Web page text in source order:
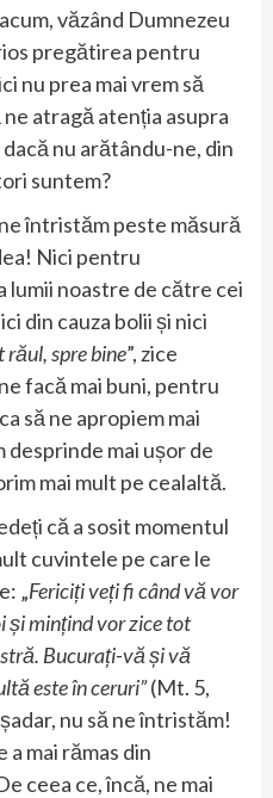
văzând Dumnezeu
pregătirea pentru
nu prea mai vrem să
atragă atenția asupra
nu arătându-ne, din
suntem?
întristăm peste măsură
Nici pentru
lumii noastre de către cei
din cauza bolii și nici
răul, spre bine”, zice
facă mai buni, pentru
să ne apropiem mai
desprinde mai ușor de
mai mult pe cealaltă.
că a sosit momentul
cuvintele pe care le
„Fericiți veți fi când vă vor
și mințind vor zice tot
Bucurați-vă și vă
este în ceruri”(Mt. 5,
nu să ne întristăm!
a mai rămas din
ceea ce, încă, ne mai